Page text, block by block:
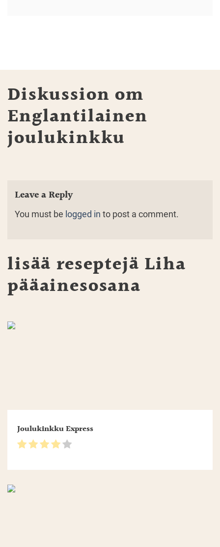
Diskussion om
Englantilainen
joulukinkku
Leave a Reply
You must be logged in to post a comment.
lisää reseptejä Liha
pääainesosana
Joulukinkku Express